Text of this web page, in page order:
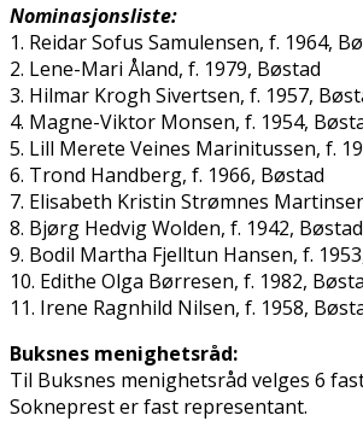
Nominasjonsliste:
1. Reidar Sofus Samulensen, f. 1964,
2. Lene-Mari Åland, f. 1979, Bøstad
3. Hilmar Krogh Sivertsen, f. 1957,
4. Magne-Viktor Monsen, f. 1954,
5. Lill Merete Veines Marinitussen, f.
6. Trond Handberg, f. 1966, Bøstad
7. Elisabeth Kristin Strømnes
8. Bjørg Hedvig Wolden, f. 1942, Bøstad
9. Bodil Martha Fjelltun Hansen, f.
10. Edithe Olga Børresen, f. 1982,
11. Irene Ragnhild Nilsen, f. 1958,
Buksnes menighetsråd:
Til Buksnes menighetsråd velges 6
Sokneprest er fast representant.